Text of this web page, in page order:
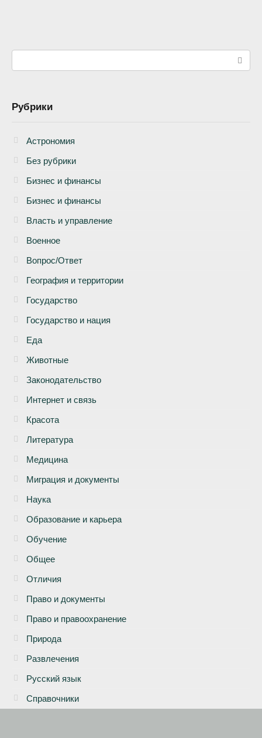
Рубрики
Астрономия
Без рубрики
Бизнеc и финансы
Бизнес и финансы
Власть и управление
Военное
Вопрос/Ответ
География и территории
Государство
Государство и нация
Еда
Животные
Законодательство
Интернет и связь
Красота
Литература
Медицина
Миграция и документы
Наука
Образование и карьера
Обучение
Общее
Отличия
Право и документы
Право и правоохранение
Природа
Развлечения
Русский язык
Справочники